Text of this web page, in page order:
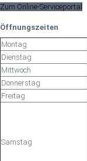
Zum Online-Serviceportal
Öffnungszeiten
Montag
Dienstag
Mittwoch
Donnerstag
Freitag
Samstag